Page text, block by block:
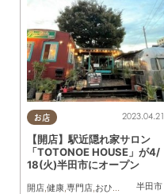
お店
半田市
2023.04.21
【開店】駅近隠れ家サロン
「TOTONOE HOUSE」が4/
18(火)半田市にオープン
開店 健康 専門店 おひとりさま ,個室